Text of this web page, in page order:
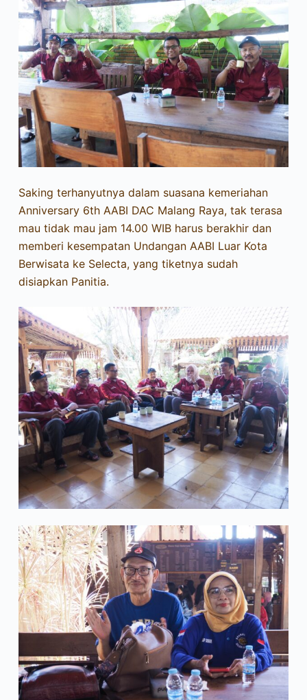
Saking terhanyutnya dalam suasana kemeriahan
Anniversary 6th AABI DAC Malang Raya, tak terasa
mau tidak mau jam 14.00 WIB harus berakhir dan
memberi kesempatan Undangan AABI Luar Kota
Berwisata ke Selecta, yang tiketnya sudah
disiapkan Panitia.